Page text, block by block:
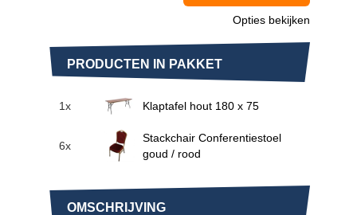
Opties bekijken
PRODUCTEN IN PAKKET
1x Klaptafel hout 180 x 75
6x
Stackchair Conferentiestoel
goud / rood
OMSCHRIJVING